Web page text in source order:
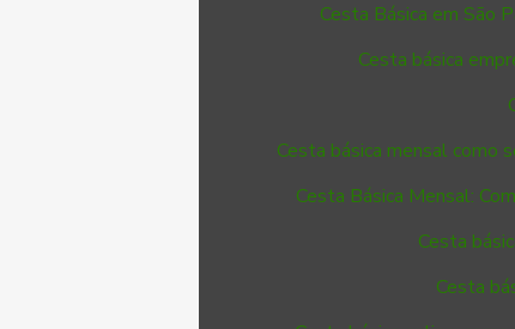
Cesta Básica em São
Cesta básica
Cesta básica mensal como
Cesta Básica Mensal:
Cesta
Cesta